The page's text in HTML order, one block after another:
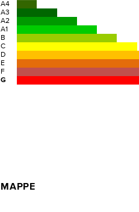
A4
A3
A2
A1
B
C
D
E
F
G
MAPPE